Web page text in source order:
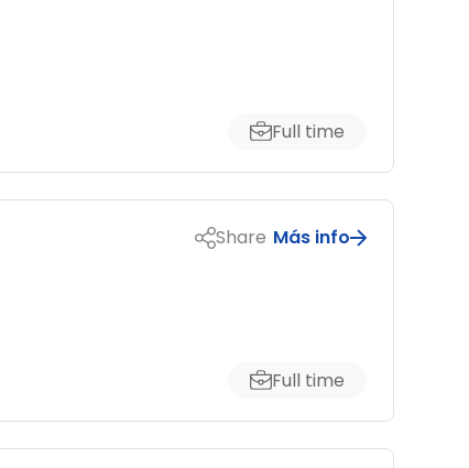
Full time
Share Más info
Full time